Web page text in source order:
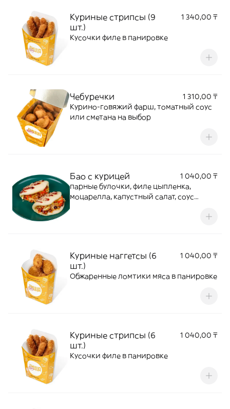
Куриные стрипсы (9
шт.)
1 340,00 ₸
Кусочки филе в панировке
Чебуречки
1 310,00 ₸
Курино-говяжий фарш, томатный соус
или сметана на выбор
Бао с курицей
1 040,00 ₸
парные булочки, филе цыпленка,
моцарелла, капустный салат, соус
Куриные наггетсы (6
шт.)
1 040,00 ₸
Обжаренные ломтики мяса в панировке
Куриные стрипсы (6
шт.)
1 040,00 ₸
Кусочки филе в панировке